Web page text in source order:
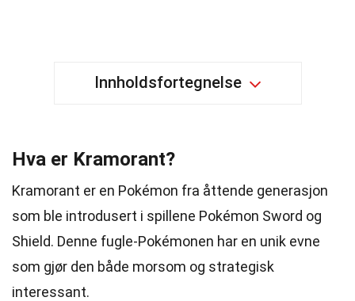
Innholdsfortegnelse
Hva er Kramorant?
Kramorant er en Pokémon fra åttende generasjon
som ble introdusert i spillene Pokémon Sword og
Shield. Denne fugle-Pokémonen har en unik evne
som gjør den både morsom og strategisk
interessant.